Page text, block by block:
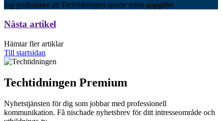
Jag godkänner att Techtidningen sparar mina uppgifter
Nästa artikel
Hämtar fler artiklar
Till startsidan
Techtidningen Premium
Nyhetstjänsten för dig som jobbar med professionell
kommunikation. Få nischade nyhetsbrev för ditt intresseområde och